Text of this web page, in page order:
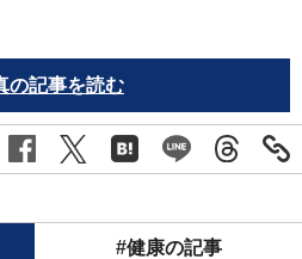
の記事を読む
#健康の記事